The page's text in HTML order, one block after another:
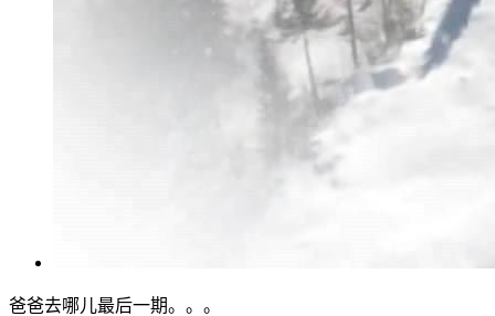
爸爸去哪儿最后一期。。。